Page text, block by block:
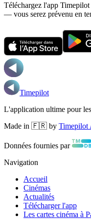
Téléchargez l'app
— vous serez prévenu en
Timepilot
L'application ultime pour
Made in 🇫🇷 by Timepilot
Données fournies par
Navigation
Accueil
Cinémas
Actualités
Télécharger l'app
Les cartes cinéma à